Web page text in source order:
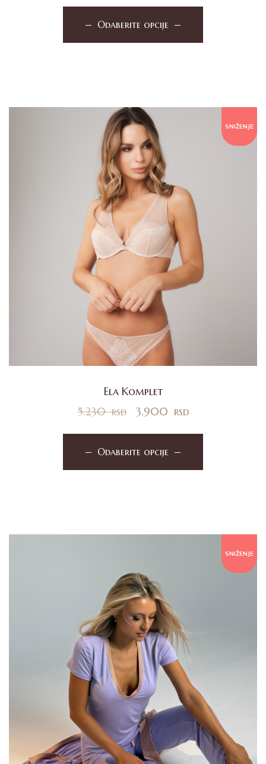
Odaberite opcije
SNIŽENJE
Ela Komplet
5.230rsd 3.900 rsd
Odaberite opcije
SNIŽENJE